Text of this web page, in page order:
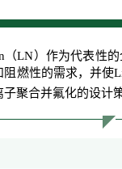
LN）作为代表性
燃性的需求，并使
聚合并氟化的设计